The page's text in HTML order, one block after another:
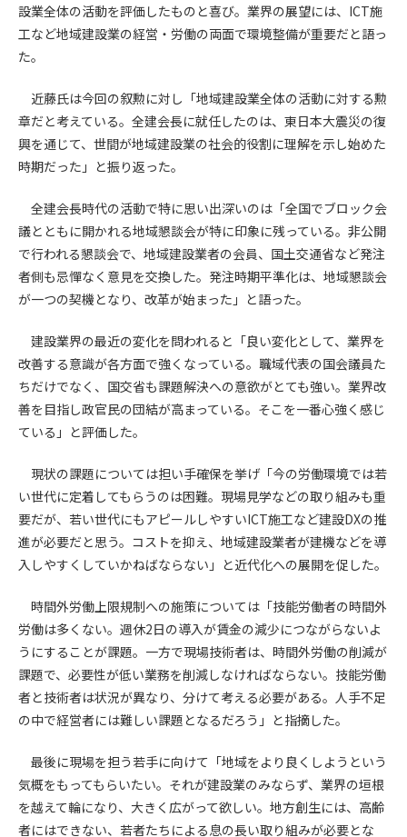
設業全体の活動を評価したものと喜び。業界の展望には、ICT施
工など地域建設業の経営・労働の両面で環境整備が重要だと語っ
た。
近藤氏は今回の叙勲に対し「地域建設業全体の活動に対する勲
章だと考えている。全建会長に就任したのは、東日本大震災の復
興を通じて、世間が地域建設業の社会的役割に理解を示し始めた
時期だった」と振り返った。
全建会長時代の活動で特に思い出深いのは「全国でブロック会
議とともに開かれる地域懇談会が特に印象に残っている。非公開
で行われる懇談会で、地域建設業者の会員、国土交通省など発注
者側も忌憚なく意見を交換した。発注時期平準化は、地域懇談会
が一つの契機となり、改革が始まった」と語った。
建設業界の最近の変化を問われると「良い変化として、業界を
改善する意識が各方面で強くなっている。職域代表の国会議員た
ちだけでなく、国交省も課題解決への意欲がとても強い。業界改
善を目指し政官民の団結が高まっている。そこを一番心強く感じ
ている」と評価した。
現状の課題については担い手確保を挙げ「今の労働環境では若
い世代に定着してもらうのは困難。現場見学などの取り組みも重
要だが、若い世代にもアピールしやすいICT施工など建設DXの推
進が必要だと思う。コストを抑え、地域建設業者が建機などを導
入しやすくしていかねばならない」と近代化への展開を促した。
時間外労働上限規制への施策については「技能労働者の時間外
労働は多くない。週休2日の導入が賃金の減少につながらないよ
うにすることが課題。一方で現場技術者は、時間外労働の削減が
課題で、必要性が低い業務を削減しなければならない。技能労働
者と技術者は状況が異なり、分けて考える必要がある。人手不足
の中で経営者には難しい課題となるだろう」と指摘した。
最後に現場を担う若手に向けて「地域をより良くしようという
気概をもってもらいたい。それが建設業のみならず、業界の垣根
を越えて輪になり、大きく広がって欲しい。地方創生には、高齢
者にはできない、若者たちによる息の長い取り組みが必要とな
第4条（会員の定義と登録）
員としての権限を承認しないことがあります。
(1) 会員申し込みをした者が実在しなかった場合
(2) 本規約に違反した場合/li>
(3) 会員申し込みの際、申告事項に虚偽があった場合
理を行わなかった場合
(5) その他管理者が会員とすることを不適当と判断した場合
2. 管理者は承認後であっても承認した会員が前項の何れかに該
当することが判明した場合、会員資格を取り消すことがあり
ます。
1. 会員は申込の際に管理者が発行したIDおよびパスワードの使
用および管理について責任を負うものとします。
2. 会員は、自己のIDおよびパスワードを、貸与、譲渡、売買、
その他形態を問わず、第三者に利用させることはできませ
ん。
第三者（他の会員を含む）の使用等による損害について責任
を負うものとし、管理者は一切責任を負いません。
第6条（会員の禁止事項）
1. 会員は建設資料館WEB上で以下の行為をしないものとしま
す。
(1) 第三者または管理者の著作権、その他知的所有権を侵害す
る行為
(2) 第三者または管理者の財産、プライバシー等を侵害する行
為
(3) 第三者または管理者を誹謗中傷する行為
(4) 有害なコンピュータプログラム等を送信又は書き込む行為
(5) 第三者に不利益を与える行為
(7) 公序良俗に反する行為
(8) 犯罪的行為に結びつく行為
(9) その他、法律に反する行為
(10) 建設資料館から知り得た情報及びダウンロードした情報